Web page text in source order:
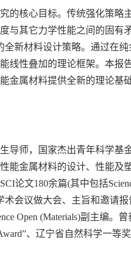
的核心目标。传统强化策
与其它力学性能之间的固有
新材料设计策略。通过在
线性叠加的理论框架。本
金属材料提供全新的理论基
导师，国家杰出青年科学
能金属材料的设计、性能
论文180余篇(其中包括
会议做大会、主旨和邀请报
Open (Materials)副主编
、辽宁省自然科学一等奖